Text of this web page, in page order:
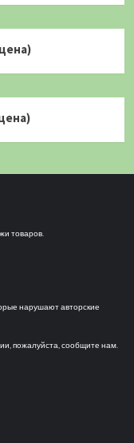
товаров.
нарушают авторские
пожалуйста, сообщите нам.